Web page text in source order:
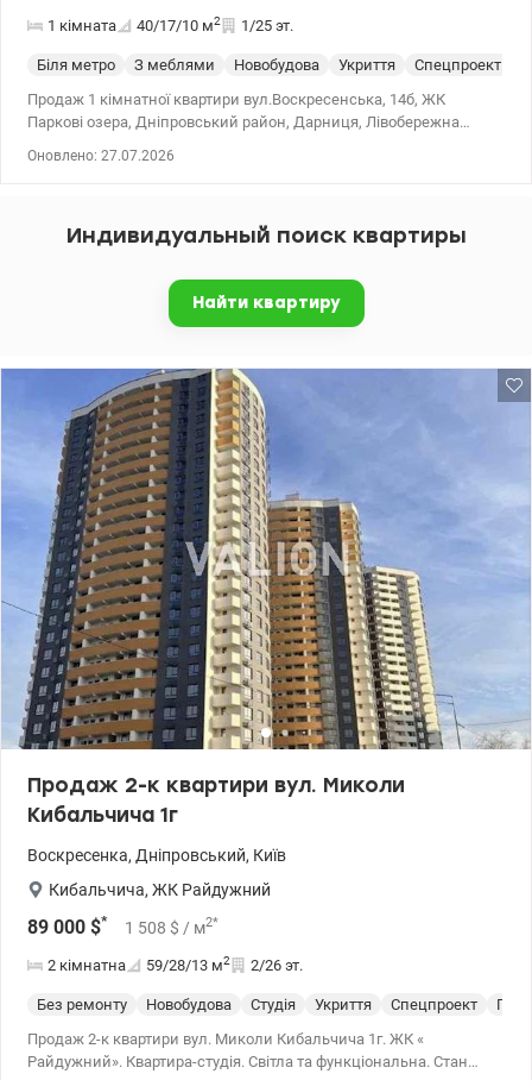
1 кімната 40/17/10 м2 1/25 эт.
Біля метро З меблями Новобудова Укриття Спецпроект
Продаж 1 кімнатної квартири вул.Воскресенська, 14б, ЖК
Паркові озера, Дніпровський район, Дарниця, Лівобережна
контролем доступу, дитячі та спортивні майданчики, паркова
аптеки, салони краси, пошта, банки та паркінг. Поруч школи та
дитячий садок. До станції метро Дарниця - 15 хв.пішки Квартира
підходить як для власного проживання, так і для оренди. Ціна
Оновлено: 27.07.2026
Индивидуальный поиск квартиры
Найти квартиру
Продаж 2-к квартири вул. Миколи
Кибальчича 1г
Воскресенка, Дніпровський, Київ
Кибальчича, ЖК Райдужний
89 000 $* 1 508 $ / м2*
2 кімнатна 59/28/13 м2 2/26 эт.
Без ремонту Новобудова Студія Укриття Спецпроект
Продаж 2-к квартири вул. Миколи Кибальчича 1г. ЖК «
Райдужний». Квартира-студія. Світла та функціональна. Стан